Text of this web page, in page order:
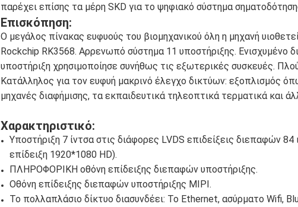
παρέχει επίσης τα μέρη SKD για το ψηφιακό σύστημα
Επισκόπηση:
Ο μεγάλος πίνακας ευφυούς του βιομηχανικού όλη η μηχανή
Rockchip RK3568. Αρρενωπό σύστημα 11 υποστήριξης. Ενισχυμένο
υποστήριξη χρησιμοποίησε συνήθως τις εξωτερικές συσκευές.
Κατάλληλος για τον ευφυή μακρινό έλεγχο δικτύων: εξοπλισμός
μηχανές διαφήμισης, τα εκπαιδευτικά τηλεοπτικά τερματικά και
Χαρακτηριστικό:
Υποστήριξη 7 ίντσα στις διάφορες LVDS επιδείξεις διεπαφών 84
επίδειξη 1920*1080 HD).
ΠΛΗΡΟΦΟΡΙΚΗ οθόνη επίδειξης διεπαφών υποστήριξης.
Οθόνη επίδειξης διεπαφών υποστήριξης MIPI.
Το πολλαπλάσιο δίκτυο διασυνδέει: Το Ethernet, ασύρματο Wifi,